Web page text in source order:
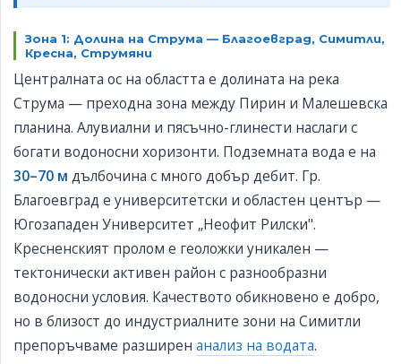
Зона 1: Долина на Струма — Благоевград, Симитли,
Кресна, Струмяни
Централната ос на областта е долината на река
Струма — преходна зона между Пирин и Малешевска
планина. Алувиални и пясъчно-глинести наслаги с
богати водоносни хоризонти. Подземната вода е на
30–70 м дълбочина с много добър дебит. Гр.
Благоевград е университетски и областен център —
Югозападен Университет „Неофит Рилски".
Кресненският пролом е геоложки уникален —
тектонически активен район с разнообразни
водоносни условия. Качеството обикновено е добро,
но в близост до индустриалните зони на Симитли
препоръчваме разширен анализ на водата.